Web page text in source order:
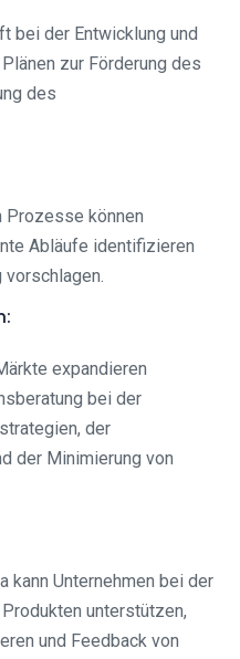
bei der Entwicklung und
zur Förderung des
des
Prozesse können
Abläufe identifizieren
vorschlagen.
expandieren
bei der
der
der Minimierung von
kann Unternehmen bei der
unterstützen,
und Feedback von